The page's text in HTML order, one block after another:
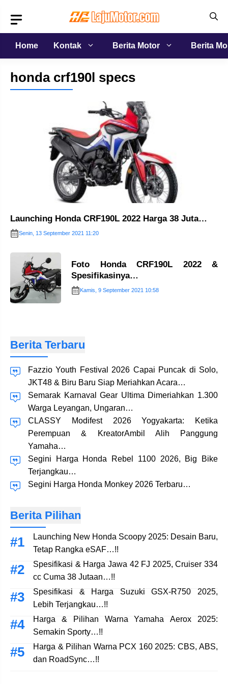
isi
Home
Kontak Berita Motor Berita
honda crf190l specs
Launching Honda CRF190L 2022 Harga 38 Juta…
Senin, 13 September 2021 11:20
Foto Honda CRF190L 2022 &
Spesifikasinya…
Kamis, 9 September 2021 10:58
Berita Terbaru
Fazzio Youth Festival 2026 Capai Puncak di Solo,
JKT48 & Biru Baru Siap Meriahkan Acara…
Semarak Karnaval Gear Ultima Dimeriahkan 1.300
Warga Leyangan, Ungaran…
CLASSY Modifest 2026 Yogyakarta: Ketika
Perempuan & KreatorAmbil Alih Panggung
Yamaha…
Segini Harga Honda Rebel 1100 2026, Big Bike
Terjangkau…
Segini Harga Honda Monkey 2026 Terbaru…
Berita Pilihan
Launching New Honda Scoopy 2025: Desain Baru,
Tetap Rangka eSAF…!!
Spesifikasi & Harga Jawa 42 FJ 2025, Cruiser 334
cc Cuma 38 Jutaan…!!
Spesifikasi & Harga Suzuki GSX-R750 2025,
Lebih Terjangkau…!!
Harga & Pilihan Warna Yamaha Aerox 2025:
Semakin Sporty…!!
Harga & Pilihan Warna PCX 160 2025: CBS, ABS,
dan RoadSync…!!